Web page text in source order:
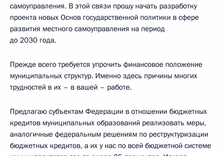
самоуправления. В этой связи прошу начать разработку
проекта новых Основ государственной политики в сфере
развития местного самоуправления на период
до 2030 года.
Прежде всего требуется упрочить финансовое положение
муниципальных структур. Именно здесь причины многих
трудностей в их – в вашей – работе.
Предлагаю субъектам Федерации в отношении бюджетных
кредитов муниципальных образований реализовать меры,
аналогичные федеральным решениям по реструктуризации
бюджетных кредитов, а их у нас по всей бюджетной системе